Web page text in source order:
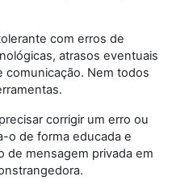
com erros de
atrasos eventuais
comunicação. Nem todos
corrigir um erro ou
o de forma educada e
de mensagem privada em